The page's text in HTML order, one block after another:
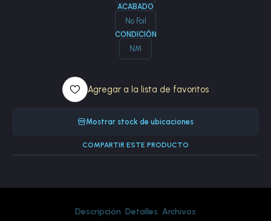
ACABADO
No Foil
CONDICIÓN
NM
Agregar a la lista de favoritos
Mostrar stock de ubicaciones
COMPARTIR ESTE PRODUCTO
Descripción Detalles Archivos